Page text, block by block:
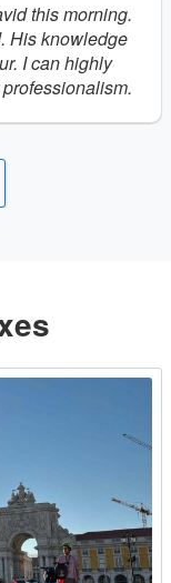
this morning.
His knowledge
I can highly